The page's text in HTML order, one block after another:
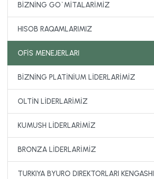
BİZNİNG GO`MİTALARİMİZ
HISOB RAQAMLARIMIZ
OFİS MENEJERLARI
BİZNİNG PLATİNİUM LİDERLARİMİZ
OLTİN LİDERLARİMİZ
KUMUSH LİDERLARİMİZ
BRONZA LİDERLARİMİZ
TURKIYA BYURO DIREKTORLARI KENGASHI